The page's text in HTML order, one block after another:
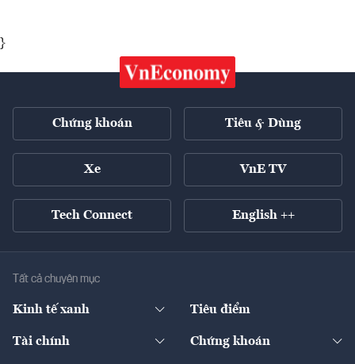
}
Chứng khoán Tiêu & Dùng
Xe VnE TV
Tech Connect English ++
Tất cả chuyên mục
Kinh tế xanh Tiêu điểm
Tài chính Chứng khoán